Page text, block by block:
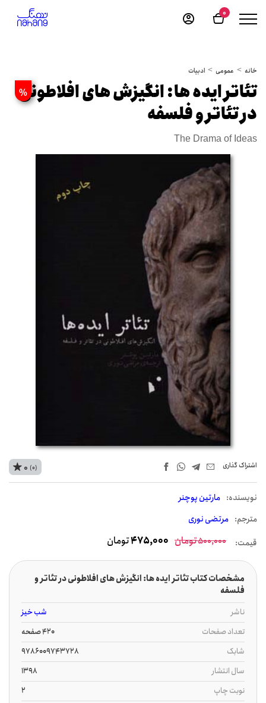
0
خانه عمومی ادبیات
%
تئاتر ایده ها: انگیزش های افلاطونی
در تئاتر و فلسفه
The Drama of Ideas
اشتراک‌ گذاری
نويسنده: مارتین پوچنر
مترجم: مرتضی نوری
0 (0)
قیمت: 500,000تومان 475,000تومان
مشخصات کتاب تئاتر ایده ها: انگیزش های افلاطونی در تئاتر و
فلسفه
ناشر
شب خیز
تعداد صفحات
420 صفحه
شابک
9786009743728
سال انتشار
1398
نوبت چاپ
2